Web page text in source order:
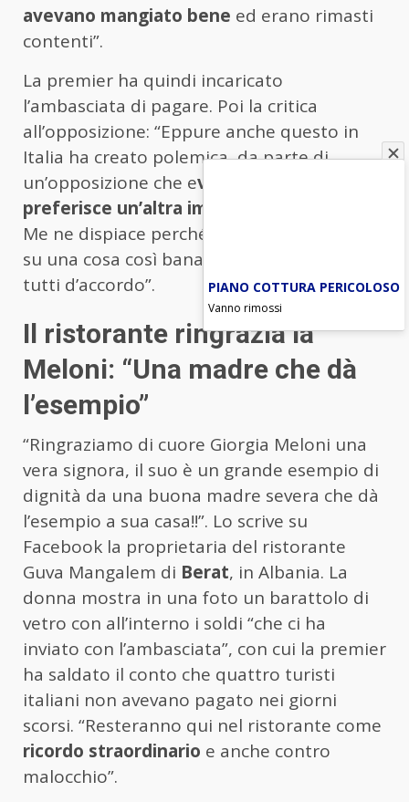
avevano mangiato bene ed erano rimasti
contenti”.
La premier ha quindi incaricato
l’ambasciata di pagare. Poi la critica
all’opposizione: “Eppure anche questo in
Italia ha creato polemica, da parte di
un’opposizione che evidentemente
preferisce un’altra immagine dell’Italia
Me ne dispiace perché speravo che almeno
su una cosa così banale si potesse essere
tutti d’accordo”.
Il ristorante ringrazia la
Meloni: “Una madre che dà
l’esempio”
“Ringraziamo di cuore Giorgia Meloni una
vera signora, il suo è un grande esempio di
dignità da una buona madre severa che dà
l’esempio a sua casa!!”. Lo scrive su
Facebook la proprietaria del ristorante
Guva Mangalem di Berat, in Albania. La
donna mostra in una foto un barattolo di
vetro con all’interno i soldi “che ci ha
inviato con l’ambasciata”, con cui la premier
ha saldato il conto che quattro turisti
italiani non avevano pagato nei giorni
scorsi. “Resteranno qui nel ristorante come
ricordo straordinario e anche contro
malocchio”.
PIANO COTTURA PERICOLOSO
Vanno rimossi